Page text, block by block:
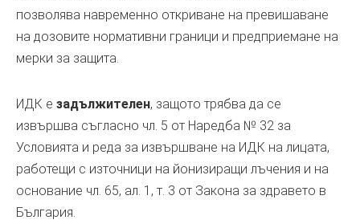
позволява навременно откриване на превишаване
на дозовите нормативни граници и предприемане на
мерки за защита.
ИДК е задължителен, защото трябва да се
извършва съгласно чл. 5 от Наредба № 32 за
Условията и реда за извършване на ИДК на лицата,
работещи с източници на йонизиращи лъчения и на
основание чл. 65, ал. 1, т. 3 от Закона за здравето в
България.